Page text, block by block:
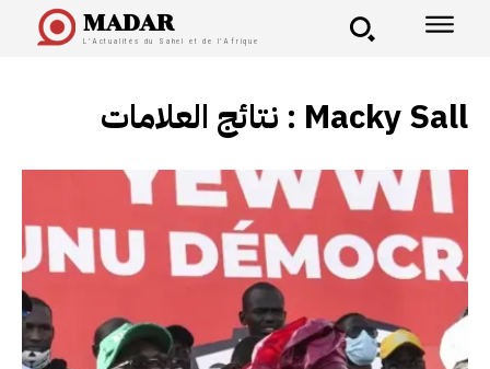
MADAR
L'Actualités du Sahel et de l'Afrique
نتائج العلامات : Macky Sall